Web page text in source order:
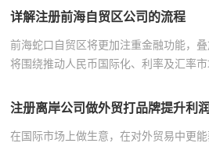
详解注册前海自贸区公司的流程
前海蛇口自贸区将更加注重金融功能，
将围绕推动人民币国际化、利率及汇率市
注册离岸公司做外贸打品牌提升利
在国际市场上做生意，在对外贸易中更